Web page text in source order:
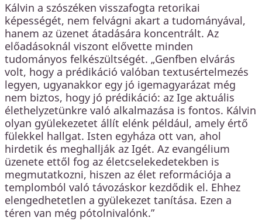
Kálvin a szószéken visszafogta retorikai
képességét, nem felvágni akart a tudományával,
hanem az üzenet átadására koncentrált. Az
előadásoknál viszont elővette minden
tudományos felkészültségét. „Genfben elvárás
volt, hogy a prédikáció valóban textusértelmezés
legyen, ugyanakkor egy jó igemagyarázat még
nem biztos, hogy jó prédikáció: az Ige aktuális
élethelyzetünkre való alkalmazása is fontos. Kálvin
olyan gyülekezetet állít elénk például, amely értő
fülekkel hallgat. Isten egyháza ott van, ahol
hirdetik és meghallják az Igét. Az evangélium
üzenete ettől fog az életcselekedetekben is
megmutatkozni, hiszen az élet reformációja a
templomból való távozáskor kezdődik el. Ehhez
elengedhetetlen a gyülekezet tanítása. Ezen a
téren van még pótolnivalónk.”